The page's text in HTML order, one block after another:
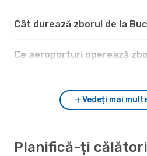
Cât durează zborul de la
Ce aeroporturi operează
Vedeți mai
Planifică-ți